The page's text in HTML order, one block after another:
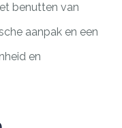
benutten van
aanpak en een
en